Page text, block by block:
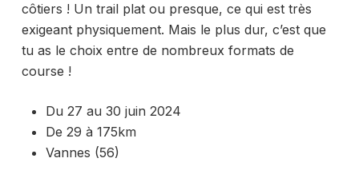
côtiers ! Un trail plat ou presque, ce qui est très
exigeant physiquement. Mais le plus dur, c’est que
tu as le choix entre de nombreux formats de
course !
Du 27 au 30 juin 2024
De 29 à 175km
Vannes (56)